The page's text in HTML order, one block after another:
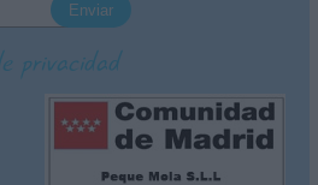
privacidad